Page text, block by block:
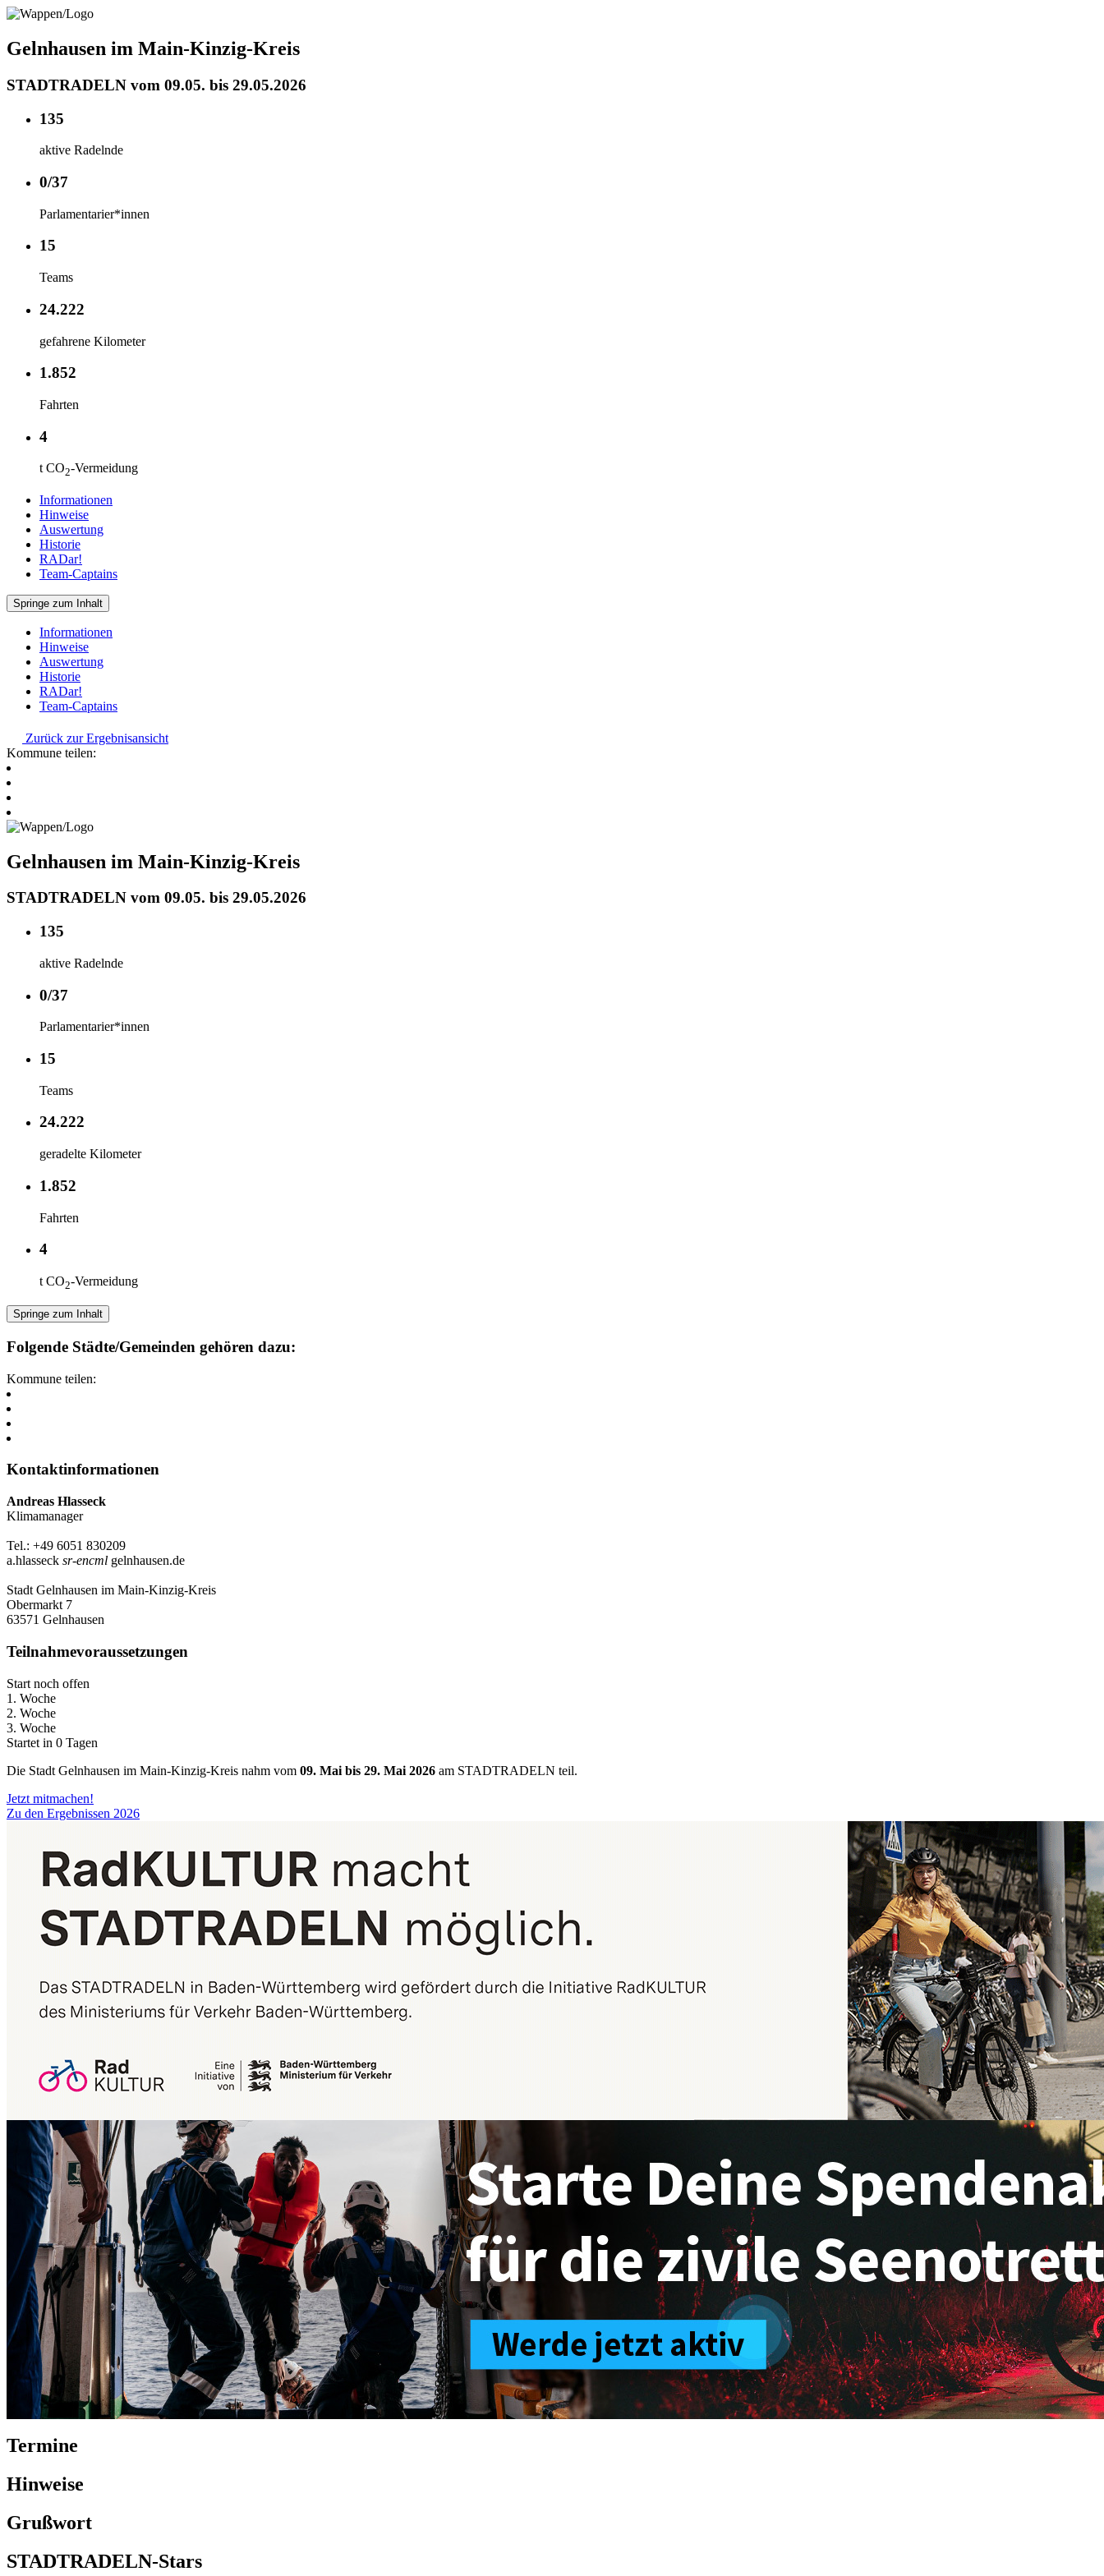
Gelnhausen im Main-Kinzig-Kreis
STADTRADELN vom 09.05. bis 29.05.2026
135
aktive Radelnde
0/37
Parlamentarier*innen
15
Teams
24.222
gefahrene Kilometer
1.852
Fahrten
4
t CO2-Vermeidung
Informationen
Hinweise
Auswertung
Historie
RADar!
Team-Captains
Springe zum Inhalt
Informationen
Hinweise
Auswertung
Historie
RADar!
Team-Captains
Zurück zur Ergebnisansicht
Kommune teilen:
Gelnhausen im Main-Kinzig-Kreis
STADTRADELN vom 09.05. bis 29.05.2026
135
aktive Radelnde
0/37
Parlamentarier*innen
15
Teams
24.222
geradelte Kilometer
1.852
Fahrten
4
t CO2-Vermeidung
Springe zum Inhalt
Folgende Städte/Gemeinden gehören dazu:
Kommune teilen:
Kontaktinformationen
Andreas Hlasseck
Klimamanager
Tel.: +49 6051 830209
a.hlasseck sr-encml gelnhausen.de
Stadt Gelnhausen im Main-Kinzig-Kreis
Obermarkt 7
63571 Gelnhausen
Teilnahmevoraussetzungen
Start noch offen
1. Woche
2. Woche
3. Woche
Startet in 0 Tagen
Die Stadt Gelnhausen im Main-Kinzig-Kreis nahm vom 09. Mai bis 29. Mai 2026 am STADTRADELN teil.
Jetzt mitmachen!
Zu den Ergebnissen 2026
Termine
Hinweise
Grußwort
STADTRADELN-Stars